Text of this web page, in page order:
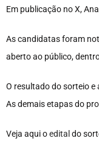
Em publicação no X,
As candidatas foram
aberto ao público,
O resultado do sorteio e
As demais etapas do
Veja aqui oedital do